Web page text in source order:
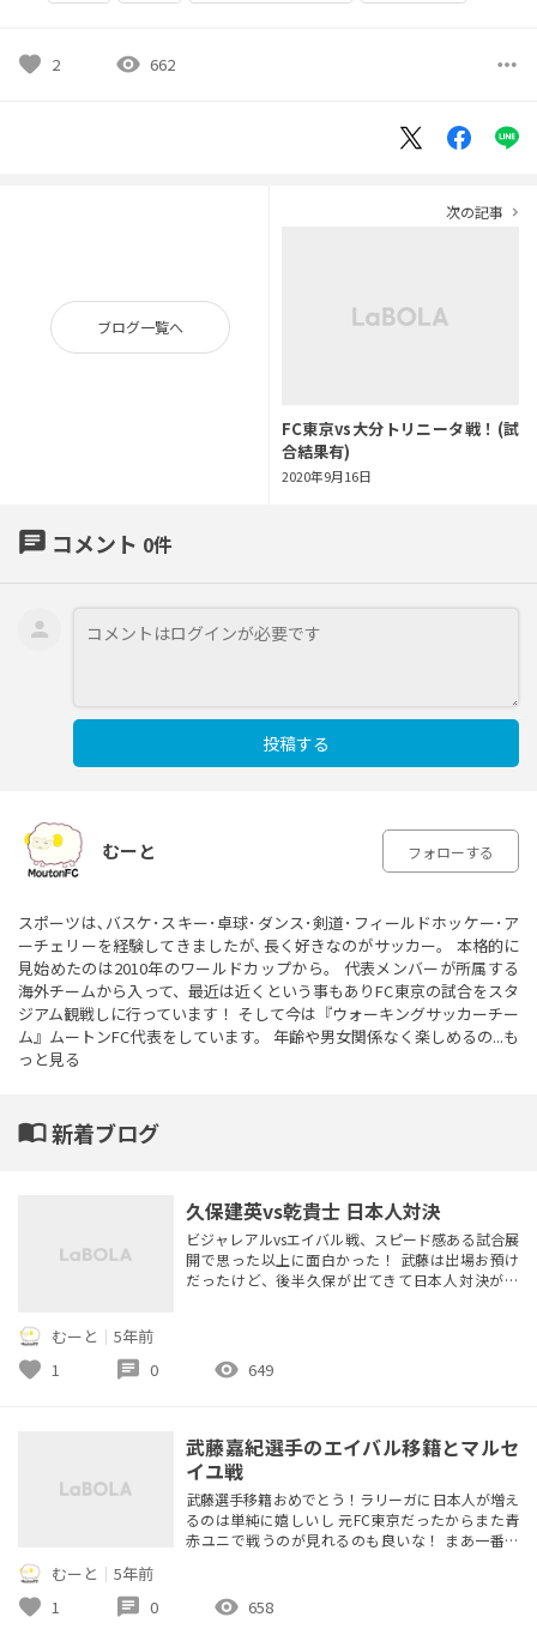
favorite 2 visibility 662 more_horiz
ブログ一覧へ
次の記事 navigate_next
FC東京vs大分トリニータ戦！(試
合結果有)
2020年9月16日
chat コメント 0件
投稿する
むーと フォローする
スポーツは､バスケ･スキー･卓球･ダンス･剣道･フィールドホッケー･ア
ーチェリーを経験してきましたが､長く好きなのがサッカー。 本格的に
見始めたのは2010年のワールドカップから。 代表メンバーが所属する
海外チームから入って、最近は近くという事もありFC東京の試合をスタ
ジアム観戦しに行っています！ そして今は『ウォーキングサッカーチー
ム』ムートンFC代表をしています。 年齢や男女関係なく楽しめるの...も
っと見る
import_contacts新着ブログ
久保建英vs乾貴士 日本人対決
ビジャレアルvsエイバル戦、スピード感ある試合展
開で思った以上に面白かった！ 武藤は出場お預け
だったけど、後半久保が出てきて日本人対決が実
ら絶対結果出るだろうなー。次も応援するぞ！ ★1
0/11(日)17~19時 東京都MIFA立川でウォーキングサ
むーと ｜ 5年前
favorite 1 chat 0 visibility 649
武藤嘉紀選手のエイバル移籍とマルセ
イユ戦
武藤選手移籍おめでとう！ラリーガに日本人が増え
るのは単純に嬉しいし 元FC東京だったからまた青
赤ユニで戦うのが見れるのも良いな！ まあ一番楽
にいってたのになんでカードだったのか…残念 前回
サイドバックが出場停止になって、次の試合から長
むーと ｜ 5年前
favorite 1 chat 0 visibility 658